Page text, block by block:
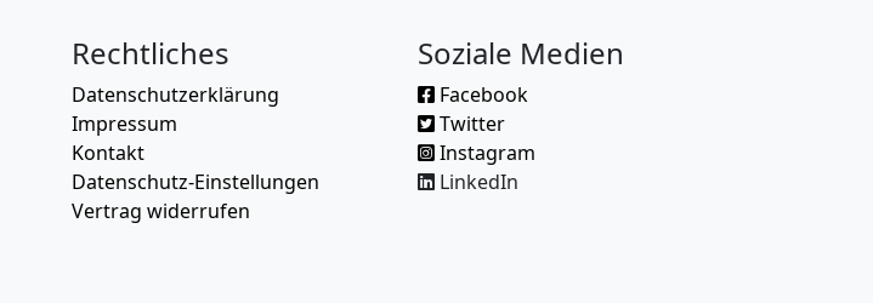
Rechtliches
Datenschutzerklärung
Impressum
Kontakt
Datenschutz-Einstellungen
Vertrag widerrufen
Soziale Medien
Facebook
Twitter
Instagram
LinkedIn